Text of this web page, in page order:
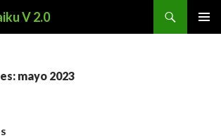
V 2.0
mayo 2023